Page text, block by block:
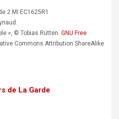
2 MI EC1625R1
», © Tobias Rütten. GNU Free
Commons Attribution ShareAlike
de La Garde